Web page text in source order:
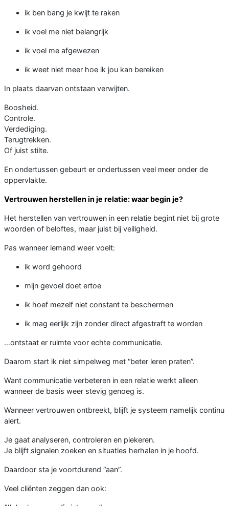
ik ben bang je kwijt te raken
ik voel me niet belangrijk
ik voel me afgewezen
ik weet niet meer hoe ik jou kan bereiken
In plaats daarvan ontstaan verwijten.
Boosheid.
Controle.
Verdediging.
Terugtrekken.
Of juist stilte.
En ondertussen gebeurt er ondertussen veel meer onder de
oppervlakte.
Vertrouwen herstellen in je relatie: waar begin je?
Het herstellen van vertrouwen in een relatie begint niet bij grote
woorden of beloftes, maar juist bij veiligheid.
Pas wanneer iemand weer voelt:
ik word gehoord
mijn gevoel doet ertoe
ik hoef mezelf niet constant te beschermen
ik mag eerlijk zijn zonder direct afgestraft te worden
…ontstaat er ruimte voor echte communicatie.
Daarom start ik niet simpelweg met “beter leren praten”.
Want communicatie verbeteren in een relatie werkt alleen
wanneer de basis weer stevig genoeg is.
Wanneer vertrouwen ontbreekt, blijft je systeem namelijk continu
alert.
Je gaat analyseren, controleren en piekeren.
Je blijft signalen zoeken en situaties herhalen in je hoofd.
Daardoor sta je voortdurend “aan”.
Veel cliënten zeggen dan ook: